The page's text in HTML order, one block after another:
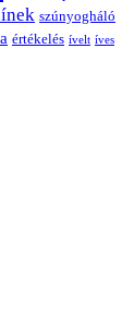
szúnyogháló
értékelés ívelt íves